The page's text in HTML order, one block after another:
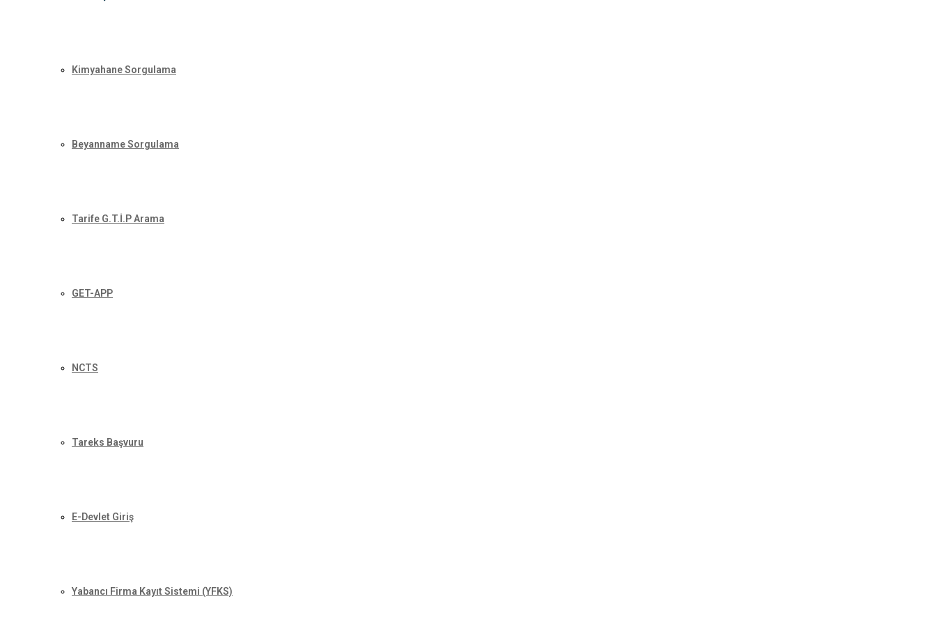
Kimyahane Sorgulama
Beyanname Sorgulama
Tarife G.T.İ.P Arama
GET-APP
NCTS
Tareks Başvuru
E-Devlet Giriş
Yabancı Firma Kayıt Sistemi (YFKS)